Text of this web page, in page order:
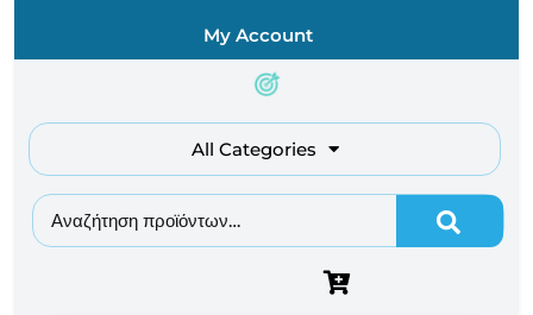
My Account
All Categories
Αναζήτηση για: